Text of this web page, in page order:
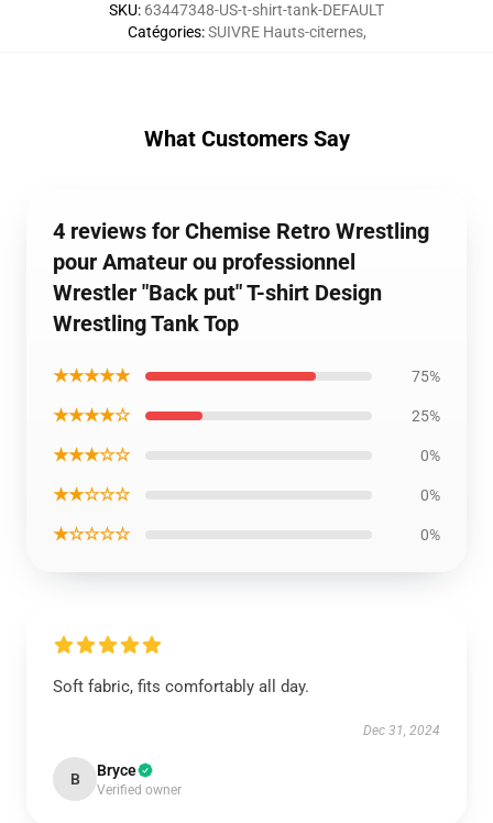
SKU: 63447348-US-t-shirt-tank-DEFAULT
Catégories:SUIVRE Hauts-citernes,
What Customers Say
4 reviews for Chemise Retro Wrestling
pour Amateur ou professionnel
Wrestler "Back put" T-shirt Design
Wrestling Tank Top
★★★★★ 75%
★★★★☆ 25%
★★★☆☆ 0%
★★☆☆☆ 0%
★☆☆☆☆ 0%
Soft fabric, fits comfortably all day.
Dec 31, 2024
B Bryce
Verified owner